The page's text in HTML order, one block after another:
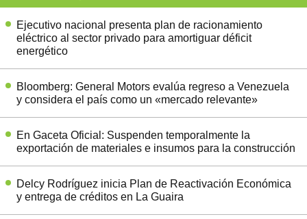
Ejecutivo nacional presenta plan de racionamiento
eléctrico al sector privado para amortiguar déficit
energético
Bloomberg: General Motors evalúa regreso a Venezuela
y considera el país como un «mercado relevante»
En Gaceta Oficial: Suspenden temporalmente la
exportación de materiales e insumos para la construcción
Delcy Rodríguez inicia Plan de Reactivación Económica
y entrega de créditos en La Guaira